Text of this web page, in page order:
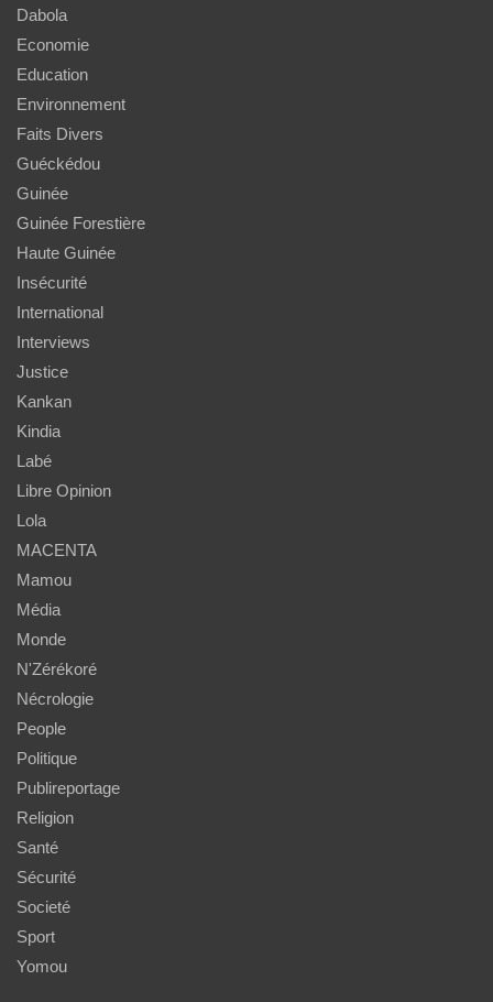
Dabola
Economie
Education
Environnement
Faits Divers
Guéckédou
Guinée
Guinée Forestière
Haute Guinée
Insécurité
International
Interviews
Justice
Kankan
Kindia
Labé
Libre Opinion
Lola
MACENTA
Mamou
Média
Monde
N'Zérékoré
Nécrologie
People
Politique
Publireportage
Religion
Santé
Sécurité
Societé
Sport
Yomou